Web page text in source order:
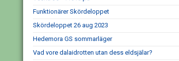
Funktionärer Skördeloppet
Skördeloppet 26 aug 2023
Hedemora GS sommarläger
Vad vore dalaidrotten utan dess eldsjälar?